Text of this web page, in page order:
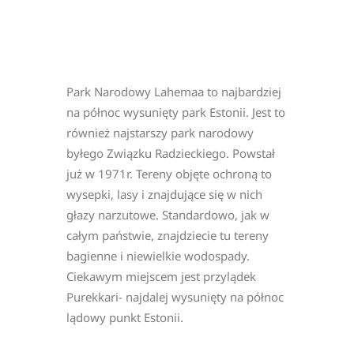
Park Narodowy Lahemaa to najbardziej
na północ wysunięty park Estonii. Jest to
również najstarszy park narodowy
byłego Związku Radzieckiego. Powstał
już w 1971r. Tereny objęte ochroną to
wysepki, lasy i znajdujące się w nich
głazy narzutowe. Standardowo, jak w
całym państwie, znajdziecie tu tereny
bagienne i niewielkie wodospady.
Ciekawym miejscem jest przylądek
Purekkari- najdalej wysunięty na północ
lądowy punkt Estonii.